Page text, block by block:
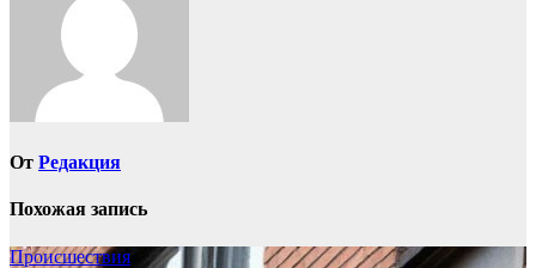
От Редакция
Похожая запись
Происшествия